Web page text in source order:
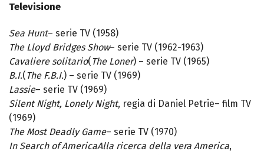
Televisione
Sea Hunt– serie TV (1958)
The Lloyd Bridges Show– serie TV (1962-1963)
Cavaliere solitario( The Loner) – serie TV (1965)
B.I.( The F.B.I.) – serie TV (1969)
Lassie– serie TV (1969)
Silent Night, Lonely Night, regia di Daniel Petrie– film TV
(1969)
The Most Deadly Game– serie TV (1970)
In Search of AmericaAlla ricerca della vera America,